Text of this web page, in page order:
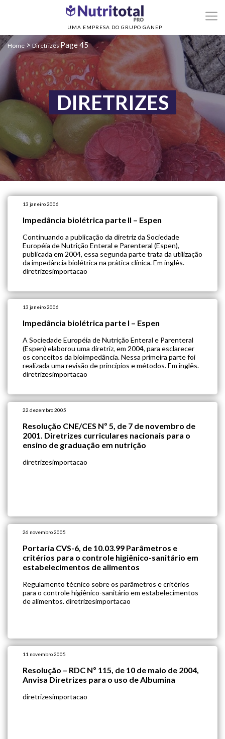
UMA EMPRESA DO GRUPO GANEP
Home> Diretrizes Page 45
DIRETRIZES
13 janeiro 2006
Impedância biolétrica parte II – Espen
Continuando a publicação da diretriz da Sociedade
Européia de Nutrição Enteral e Parenteral (Espen),
publicada em 2004, essa segunda parte trata da utilização
da impedância biolétrica na prática clínica. Em inglês.
diretrizesimportacao
13 janeiro 2006
Impedância biolétrica parte I – Espen
A Sociedade Européia de Nutrição Enteral e Parenteral
(Espen) elaborou uma diretriz, em 2004, para esclarecer
os conceitos da bioimpedância. Nessa primeira parte foi
realizada uma revisão de princípios e métodos. Em inglês.
diretrizesimportacao
22 dezembro 2005
Resolução CNE/CES Nº 5, de 7 de novembro de
2001. Diretrizes curriculares nacionais para o
ensino de graduação em nutrição
diretrizesimportacao
26 novembro 2005
Portaria CVS-6, de 10.03.99 Parâmetros e
critérios para o controle higiênico-sanitário em
estabelecimentos de alimentos
Regulamento técnico sobre os parâmetros e critérios
para o controle higiênico-sanitário em estabelecimentos
de alimentos. diretrizesimportacao
11 novembro 2005
Resolução – RDC Nº 115, de 10 de maio de 2004,
Anvisa Diretrizes para o uso de Albumina
diretrizesimportacao